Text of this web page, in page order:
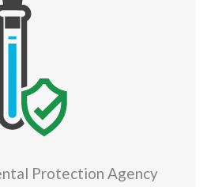
Protection Agency